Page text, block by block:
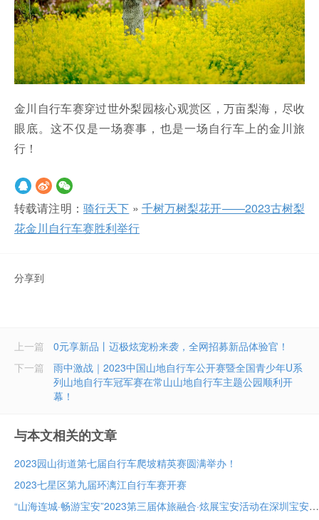
金川自行车赛穿过世外梨园核心观赏区，万亩梨海，尽收
眼底。这不仅是一场赛事，也是一场自行车上的金川旅
行！
转载请注明： 骑行天下 » 千树万树梨花开——2023古树梨
花金川自行车赛胜利举行
分享到
上一篇
0元享新品丨迈极炫宠粉来袭，全网招募新品体验官！
雨中激战｜2023中国山地自行车公开赛暨全国青少年U系
列山地自行车冠军赛在常山山地自行车主题公园顺利开
幕！
下一篇
与本文相关的文章
2023园山街道第七届自行车爬坡精英赛圆满举办！
2023七星区第九届环漓江自行车赛开赛
“山海连城·畅游宝安”2023第三届体旅融合·炫展宝安活动在深圳宝安成功举办